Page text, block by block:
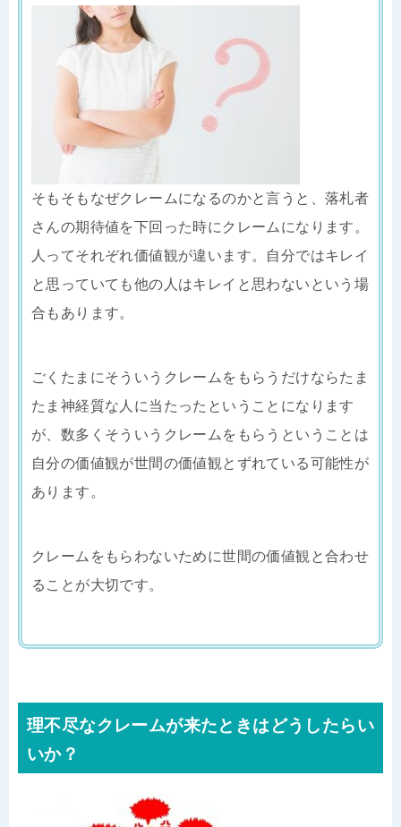
そもそもなぜクレームになるのかと言うと、落札者
さんの期待値を下回った時にクレームになります。
人ってそれぞれ価値観が違います。自分ではキレイ
と思っていても他の人はキレイと思わないという場
合もあります。
ごくたまにそういうクレームをもらうだけならたま
たま神経質な人に当たったということになります
が、数多くそういうクレームをもらうということは
自分の価値観が世間の価値観とずれている可能性が
あります。
クレームをもらわないために世間の価値観と合わせ
ることが大切です。
理不尽なクレームが来たときはどうしたらい
いか？